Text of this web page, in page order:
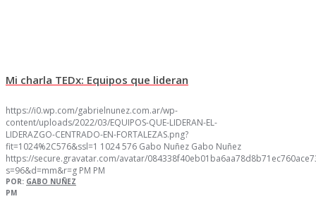
Mi charla TEDx: Equipos que lideran
https://i0.wp.com/gabrielnunez.com.ar/wp-
content/uploads/2022/03/EQUIPOS-QUE-LIDERAN-EL-
LIDERAZGO-CENTRADO-EN-FORTALEZAS.png?
fit=1024%2C576&ssl=1 1024576 Gabo Nuñez Gabo Nuñez
https://secure.gravatar.com/avatar/
s=96&d=mm&r=g PM PM
POR: GABO NUÑEZ
PM